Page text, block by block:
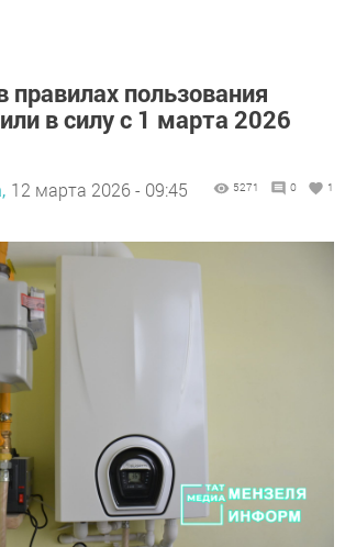
правилах пользования
в силу с 1 марта 2026
12 марта 2026 - 09:45 5271 0 1